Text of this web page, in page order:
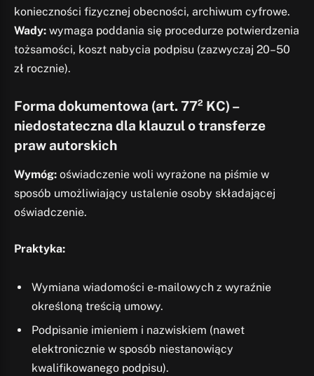
konieczności fizycznej obecności, archiwum cyfrowe.
Wady: wymaga poddania się procedurze potwierdzenia
tożsamości, koszt nabycia podpisu (zazwyczaj 20–50
zł rocznie).
Forma dokumentowa (art. 77² KC) –
niedostateczna dla klauzul o transferze
praw autorskich
Wymóg: oświadczenie woli wyrażone na piśmie w
sposób umożliwiający ustalenie osoby składającej
oświadczenie.
Praktyka:
Wymiana wiadomości e-mailowych z wyraźnie
określoną treścią umowy.
Podpisanie imieniem i nazwiskiem (nawet
elektronicznie w sposób niestanowiący
kwalifikowanego podpisu).